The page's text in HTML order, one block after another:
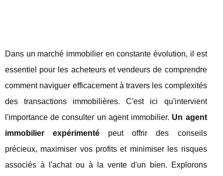
Dans un marché immobilier en constante évolution, il est
essentiel pour les acheteurs et vendeurs de comprendre
comment naviguer efficacement à travers les complexités
des transactions immobilières. C'est ici qu'intervient
l'importance de consulter un agent immobilier. Un agent
immobilier expérimenté peut offrir des conseils
précieux, maximiser vos profits et minimiser les risques
associés à l'achat ou à la vente d'un bien. Explorons